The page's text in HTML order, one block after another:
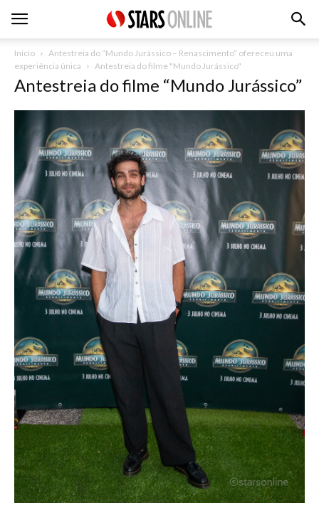
Inicio
Antestreia do “Mundo Jurássico – Renascimento” ofereceu uma
experiência única
Antestreia do filme "Mundo Jurássico"
Antestreia do filme “Mundo Jurássico”